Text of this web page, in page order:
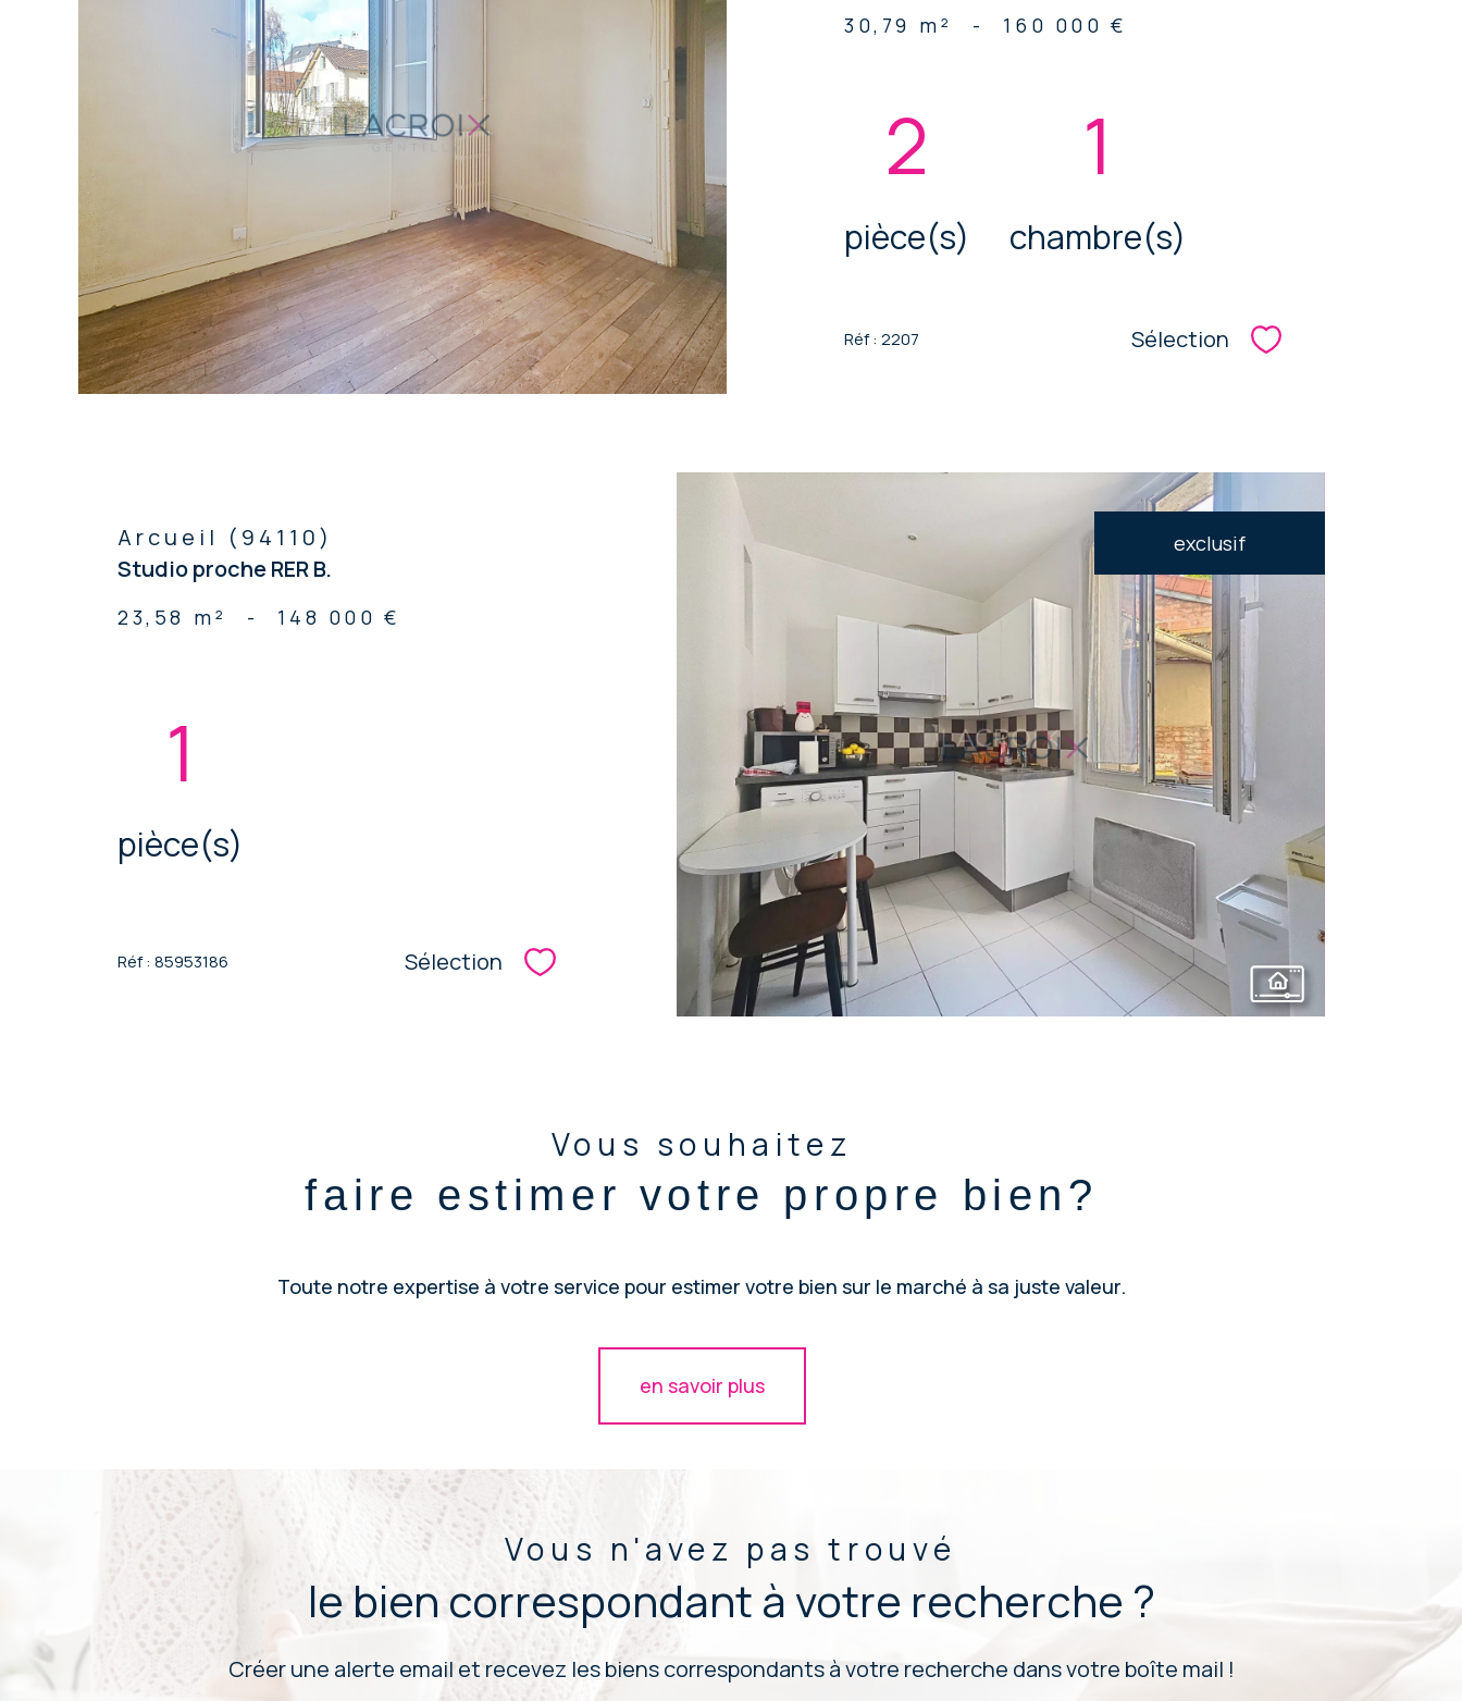
voir le
bien
30,79 m² - 160 000 €
2
pièce(s)
1
chambre(s)
Réf : 2207 Sélection Sélectionner
exclusif
voir le
bien
Arcueil (94110)
Studio proche RER B.
23,58 m² - 148 000 €
1
pièce(s)
Réf : 85953186 Sélection Sélectionner
Vous souhaitez
faire estimer votre propre bien?
Toute notre expertise à votre service pour estimer votre bien sur le marché à sa juste valeur.
en savoir plus
Vous n'avez pas trouvé
le bien correspondant à votre recherche ?
Créer une alerte email et recevez les biens correspondants à votre recherche dans votre boîte mail !